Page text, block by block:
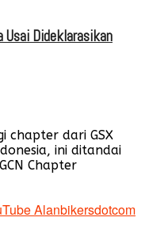
Usai Dideklarasikan
chapter dari GSX
ini ditandai
Chapter